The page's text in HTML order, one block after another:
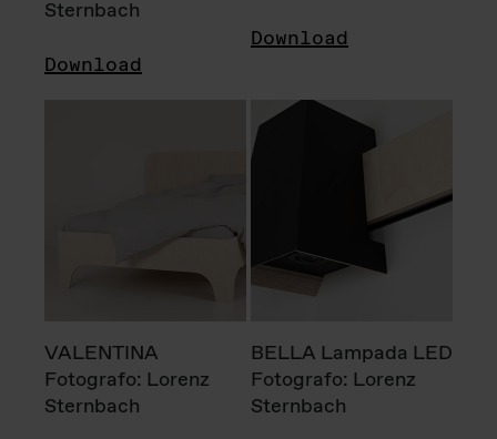
Sternbach
Download
Download
VALENTINA
Fotografo: Lorenz
Sternbach
BELLA Lampada LED
Fotografo: Lorenz
Sternbach